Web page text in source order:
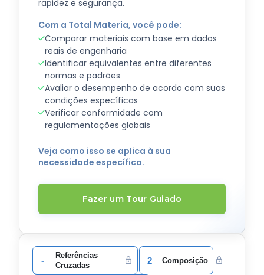
rapidez e segurança.
Com a Total Materia, você pode:
Comparar materiais com base em dados
reais de engenharia
Identificar equivalentes entre diferentes
normas e padrões
Avaliar o desempenho de acordo com suas
condições específicas
Verificar conformidade com
regulamentações globais
Veja como isso se aplica à sua
necessidade específica.
Fazer um Tour Guiado
-
Referências
Cruzadas
2 Composição